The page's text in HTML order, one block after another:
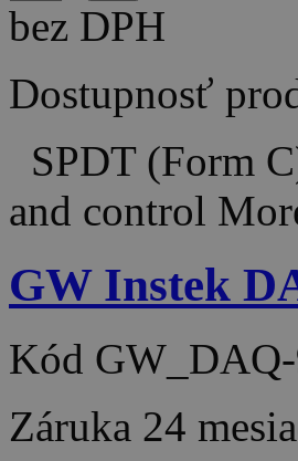
bez DPH
Dostupnosť
SPDT (Form
and control
GW Instek
Kód
Záruka 24